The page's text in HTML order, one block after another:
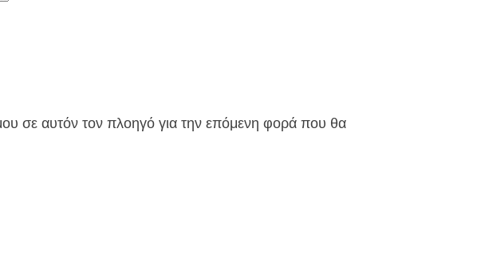
σε αυτόν τον πλοηγό για την επόμενη φορά που θα